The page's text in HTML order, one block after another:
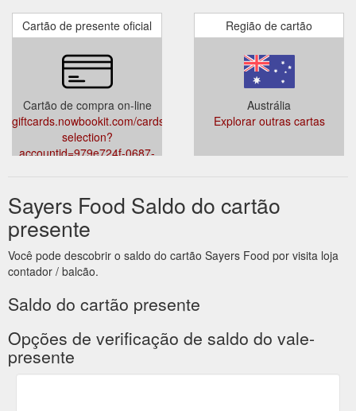
Cartão de presente oficial
Cartão de compra on-line
giftcards.nowbookit.com/cards/card-
selection?
accountid=979e724f-0687-
Região de cartão
Austrália
Explorar outras cartas
Sayers Food Saldo do cartão
presente
Você pode descobrir o saldo do cartão Sayers Food por visita loja
contador / balcão.
Saldo do cartão presente
Opções de verificação de saldo do vale-
presente